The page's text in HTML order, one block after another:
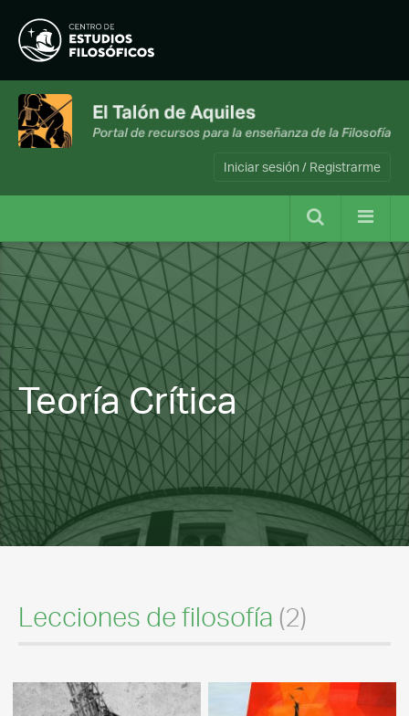
Iniciar sesión / Registrarme
Teoría Crítica
Lecciones de filosofía (2)